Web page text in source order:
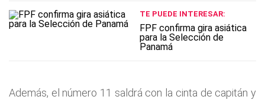
TE PUEDE INTERESAR:
FPF confirma gira asiática
para la Selección de
Panamá
Además, el número 11 saldrá con la cinta de capitán y